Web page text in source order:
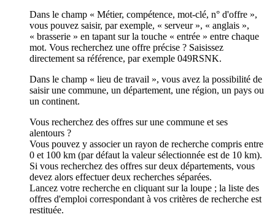
Dans le champ « Métier, compétence, mot-clé, n° d'offre »,
vous pouvez saisir, par exemple, « serveur », « anglais »,
« brasserie » en tapant sur la touche « entrée » entre chaque
mot. Vous recherchez une offre précise ? Saisissez
directement sa référence, par exemple 049RSNK.
Dans le champ « lieu de travail », vous avez la possibilité de
saisir une commune, un département, une région, un pays ou
un continent.
Vous recherchez des offres sur une commune et ses
alentours ?
Vous pouvez y associer un rayon de recherche compris entre
0 et 100 km (par défaut la valeur sélectionnée est de 10 km).
Si vous recherchez des offres sur deux départements, vous
devez alors effectuer deux recherches séparées.
Lancez votre recherche en cliquant sur la loupe ; la liste des
offres d'emploi correspondant à vos critères de recherche est
restituée.